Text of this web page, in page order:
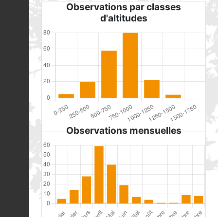
Observations par classes
d'altitudes
Observations mensuelles